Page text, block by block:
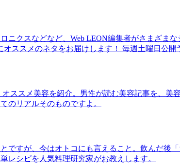
クスなどなど、Web LEON編集者がさまざま
ススメのネタをお届けします！ 毎週土曜日公開
ススメ美容を紹介。男性が読む美容記事を、美
のリアルそのものですよ。
ですが、今はオトコにも言えること。飲んだ後
レシピを人気料理研究家がお教えします。